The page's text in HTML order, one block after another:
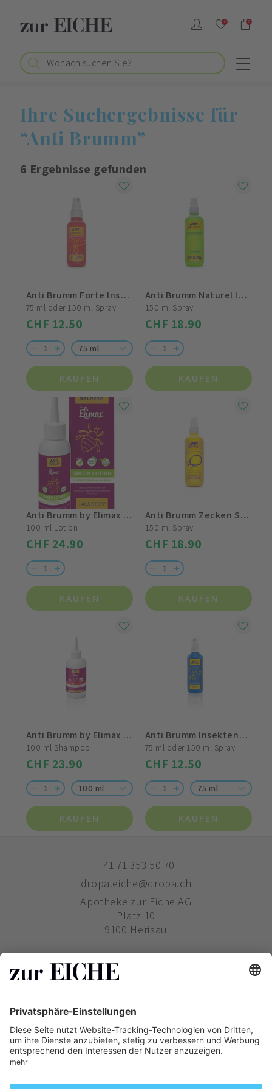
0 0
Ihre Suchergebnisse für
“Anti Brumm”
6 Ergebnisse gefunden
Anti Brumm Forte Insektenschutz
75 ml oder 150 ml Spray
CHF 12.50
75 ml
KAUFEN
Anti Brumm Naturel Insektenschutz
150 ml Spray
CHF 18.90
KAUFEN
Anti Brumm by Elimax Green Lotion
100 ml Lotion
CHF 24.90
KAUFEN
Anti Brumm Zecken Stopp
150 ml Spray
CHF 18.90
KAUFEN
Anti Brumm by Elimax Laus Stopp 2 in 1 Shampoo
100 ml Shampoo
CHF 23.90
100 ml
KAUFEN
Anti Brumm Insektenschutz Kids sensitive
75 ml oder 150 ml Spray
CHF 12.50
75 ml
KAUFEN
+41 71 353 50 70
dropa.eiche@dropa.ch
Apotheke zur Eiche AG
Platz 10
9100 Herisau
ZUR EICHE
PHARMAVERTRIEB